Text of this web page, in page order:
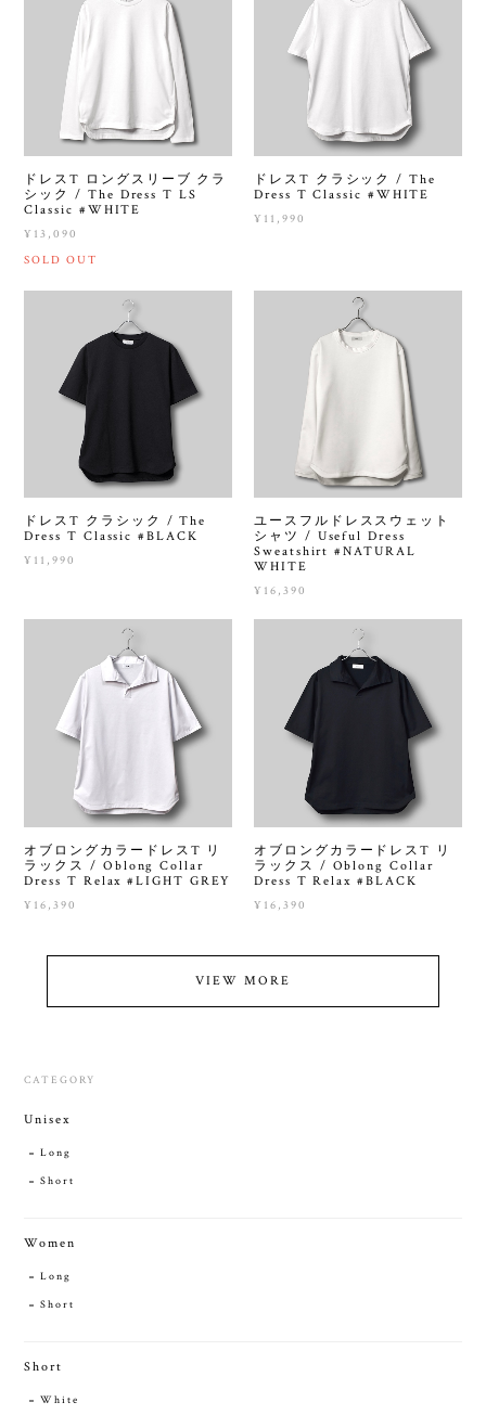
ドレスT ロングスリーブ クラ
シック / The Dress T LS
Classic #WHITE
¥13,090
SOLD OUT
ドレスT クラシック / The
Dress T Classic #WHITE
¥11,990
ドレスT クラシック / The
Dress T Classic #BLACK
¥11,990
ユースフルドレススウェット
シャツ / Useful Dress
Sweatshirt #NATURAL
WHITE
¥16,390
オブロングカラードレスT リ
ラックス / Oblong Collar
Dress T Relax #LIGHT GREY
¥16,390
オブロングカラードレスT リ
ラックス / Oblong Collar
Dress T Relax #BLACK
¥16,390
VIEW MORE
CATEGORY
Unisex
Long
Short
Women
Long
Short
Short
White